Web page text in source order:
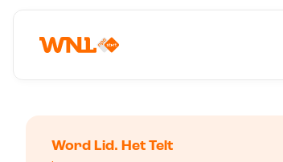
Word Lid. Het Telt